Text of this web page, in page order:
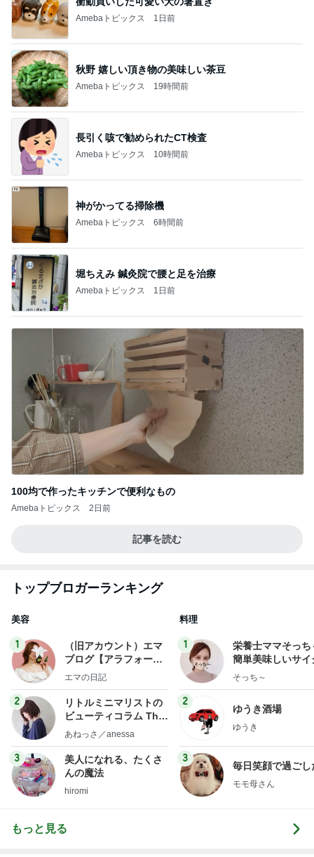
Amebaトピックス 1日前
秋野 嬉しい頂き物の美味しい茶豆
Amebaトピックス 19時間前
長引く咳で勧められたCT検査
Amebaトピックス 10時間前
神がかってる掃除機
Amebaトピックス 6時間前
堀ちえみ 鍼灸院で腰と足を治療
Amebaトピックス 1日前
100均で作ったキッチンで便利なもの
Amebaトピックス 2日前
記事を読む
トップブロガーランキング
美容
1
（旧アカウント）エマ
ブログ【アラフォー会
社売却セカンドライ
エマの日記
2
リトルミニマリストの
ビューティコラム The
little minimalist's bea
あねっさ／anessa
3
美人になれる、たくさ
んの魔法
hiromi
料理
1
栄養士ママそっち
簡単美味しいサイ
献立
そっち～
2
ゆうき酒場
ゆうき
3
毎日笑顔で過ごし
モモ母さん
もっと見る